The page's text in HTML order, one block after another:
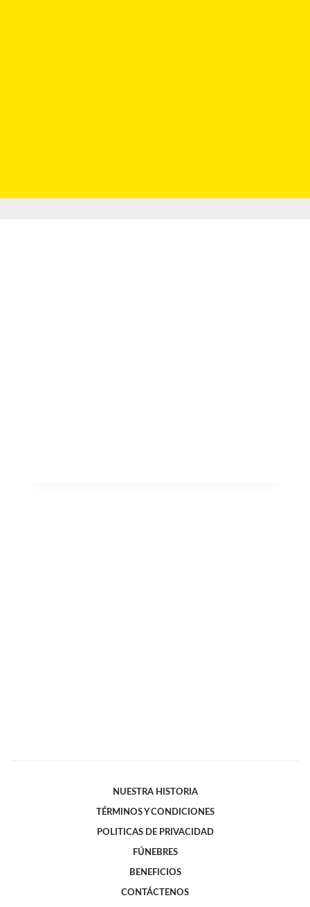
NUESTRA HISTORIA
TÉRMINOS Y CONDICIONES
POLITICAS DE PRIVACIDAD
FÚNEBRES
BENEFICIOS
CONTÁCTENOS